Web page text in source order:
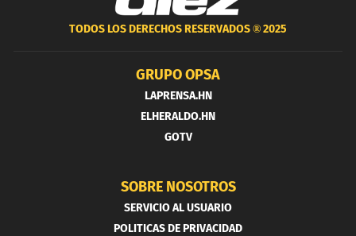
TODOS LOS DERECHOS RESERVADOS ®2025
GRUPO OPSA
LAPRENSA.HN
ELHERALDO.HN
GOTV
SOBRE NOSOTROS
SERVICIO AL USUARIO
POLITICAS DE PRIVACIDAD